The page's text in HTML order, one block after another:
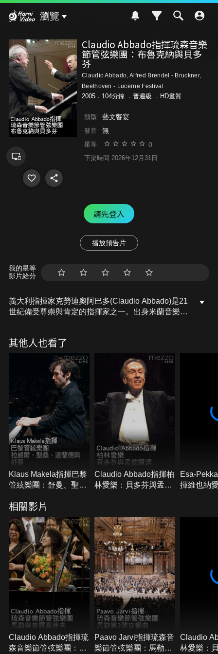
瀏覽
Claudio Abbado指揮琉森音樂
節管弦樂團：布魯克納與貝多
芬
Claudio Abbado, Alfred Brendel - Bruckner,
Beethoven - Lucerne Festival
2005．104分鐘 ． 普遍級 ．HD畫質
類型 藝文饗宴
發音 無
星等 0
下架時間 2026年12月31日
請先登入
播放預告片
我的星等
影片給分
義大利指揮家克勞迪奧阿巴多(Claudio Abbado)是21
世紀備受尊崇與肯定的指揮家之一。出身米蘭音樂世
哥交響樂團首席客座指揮、維也納國家歌劇院的音樂
總監。在1989年接任卡拉揚，擔任柏林愛樂交響樂團
的首席指揮直至2002年。他的指揮表達作曲家的原
味，精準地呈現原作精神。除了經典古典音樂，作風
新穎的他，亦常與新世代的作曲家合作，將古典樂推
廣給各類群眾。於2014年逝世。
其他人也看了
Klaus Makela指揮巴黎
管絃樂團：舒曼、聖桑
Claudio Abbado指揮柏
林愛樂：貝多芬與孟德
Esa-
揮維也納
相關影片
Claudio Abbado指揮琉
森音樂節管弦樂團：馬
Paavo Jarvi指揮琉森音
樂節管弦樂團：馬勒第
Claudio
林愛樂：